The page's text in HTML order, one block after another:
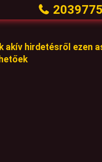
akív hirdetésről